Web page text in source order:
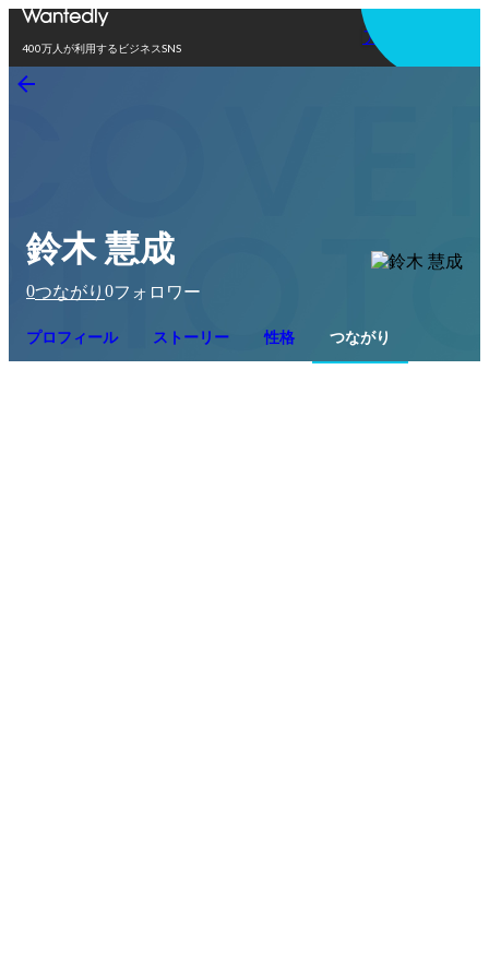
400万人が利用するビジネスSNS
アプリを使う
鈴木 慧成
0つながり 0フォロワー
プロフィール ストーリー 性格 つながり